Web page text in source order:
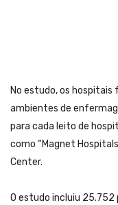
No estudo, os
ambientes de
para cada leito de
como “Magnet
Center.
O estudo incluiu